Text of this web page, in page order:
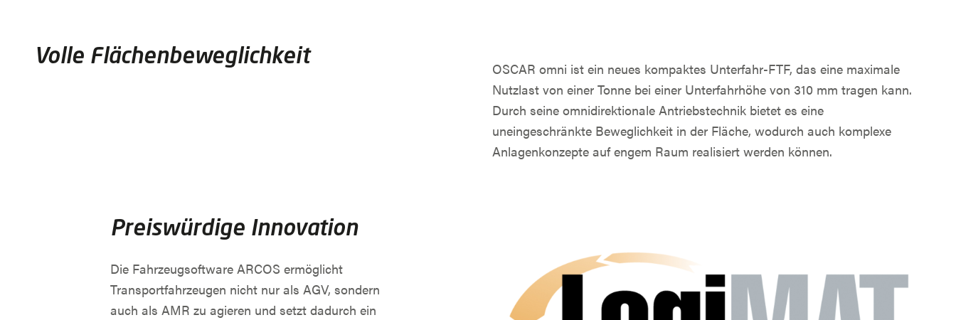
Volle Flächenbeweglichkeit
OSCAR omni ist ein neues kompaktes Unterfahr-FTF, das eine maximale
Nutzlast von einer Tonne bei einer Unterfahrhöhe von 310 mm tragen kann.
Durch seine omnidirektionale Antriebstechnik bietet es eine
uneingeschränkte Beweglichkeit in der Fläche, wodurch auch komplexe
Anlagenkonzepte auf engem Raum realisiert werden können.
Preiswürdige Innovation
Die Fahrzeugsoftware ARCOS ermöglicht
Transportfahrzeugen nicht nur als AGV, sondern
auch als AMR zu agieren und setzt dadurch ein